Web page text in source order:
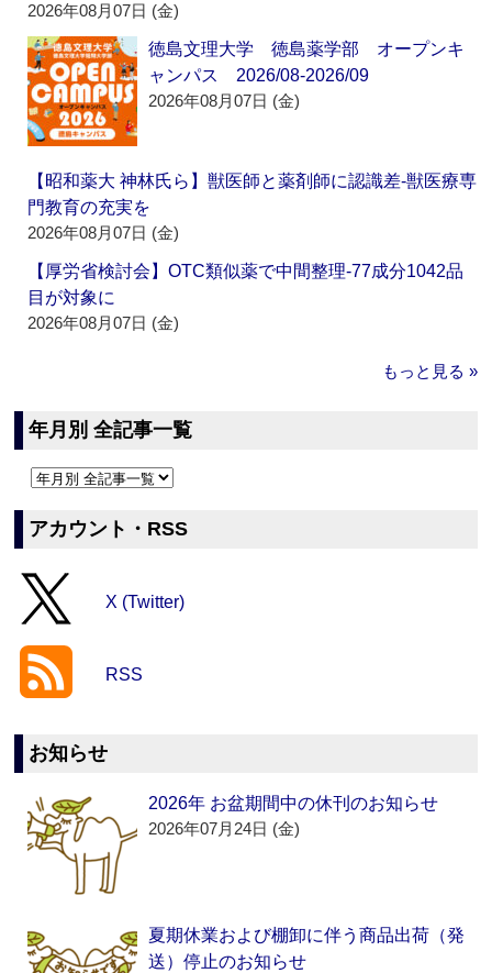
2026年08月07日 (金)
徳島文理大学 徳島薬学部 オープンキ
ャンパス 2026/08-2026/09
2026年08月07日 (金)
【昭和薬大 神林氏ら】獣医師と薬剤師に認識差‐獣医療専
門教育の充実を
2026年08月07日 (金)
【厚労省検討会】OTC類似薬で中間整理‐77成分1042品
目が対象に
2026年08月07日 (金)
もっと見る »
年月別 全記事一覧
アカウント・RSS
X (Twitter)
RSS
お知らせ
2026年 お盆期間中の休刊のお知らせ
2026年07月24日 (金)
夏期休業および棚卸に伴う商品出荷（発
送）停止のお知らせ